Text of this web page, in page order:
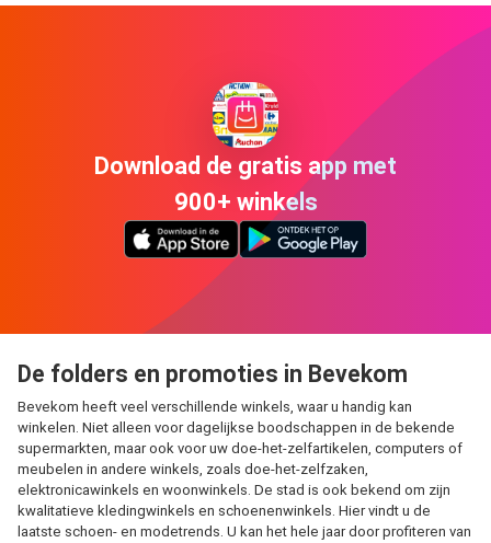
Download de gratis app met
900+ winkels
De folders en promoties in Bevekom
Bevekom heeft veel verschillende winkels, waar u handig kan
winkelen. Niet alleen voor dagelijkse boodschappen in de bekende
supermarkten, maar ook voor uw doe-het-zelfartikelen, computers of
meubelen in andere winkels, zoals doe-het-zelfzaken,
elektronicawinkels en woonwinkels. De stad is ook bekend om zijn
kwalitatieve kledingwinkels en schoenenwinkels. Hier vindt u de
laatste schoen- en modetrends. U kan het hele jaar door profiteren van